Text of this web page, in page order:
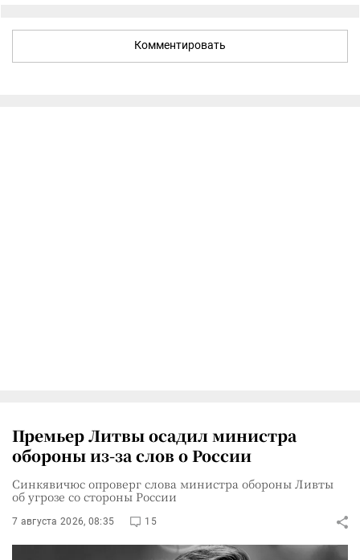
Комментировать
Премьер Литвы осадил министра
обороны из-за слов о России
Синкявичюс опроверг слова министра обороны Ливты
об угрозе со стороны России
7 августа 2026, 08:35 15